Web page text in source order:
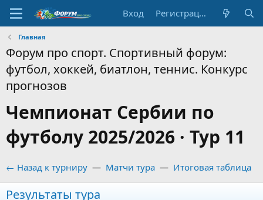
Вход Регистрация
Главная
Форум про спорт. Спортивный форум:
футбол, хоккей, биатлон, теннис. Конкурс
прогнозов
Чемпионат Сербии по
футболу 2025/2026 · Тур 11
← Назад к турниру — Матчи тура — Итоговая таблица
Результаты тура